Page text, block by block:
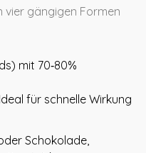
vier gängigen Formen
mit 70‑80%
für schnelle Wirkung
Schokolade,